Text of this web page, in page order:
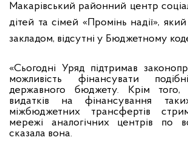
Макарівський районний центр
дітей та сімей «Промінь надії»,
закладом, відсутні у Бюджетному
«Сьогодні Уряд підтримав
можливість фінансувати
державного бюджету. Крім
видатків на фінансування
міжбюджетних трансфертів
мережі аналогічних центрів по
сказала вона.